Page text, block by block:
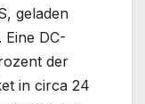
geladen
DC-
der
in circa 24